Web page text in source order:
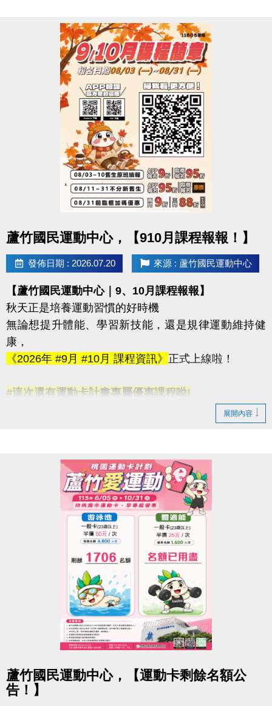
◆ 優惠2重奏
1. 參與任一課程即贈黑松FIN運動飲料一瓶(上課當天
2. 報名此次公益課程且開班成功學員，報名9-10月期
課及球類家教課(10H)項目享9折優惠。
◆ 名額有限，報滿為止(報名不限大小朋友~)
-洽詢專線：03-2639066 #115
-官網 :
https://www.lzsports.com.tw/zh_TW/news/pageID/1/
-FB : 桃園市蘆竹國民運動中心
-IG : @luzhusports
蘆竹國民運動中心，【910月課程報報！】
發佈日期 : 2026.07.20 來源 : 蘆竹國民運動中心
【蘆竹國民運動中心｜9、10月課程報報】
秋天正是培養運動習慣的好時機
無論想提升體能、學習新技能，還是規律運動維持健
康，
《2026年 #9月 #10月 課程資訊》正式上線啦！
#這次還有運動卡計畫專屬優惠課程呦!
★ Android 系統：https://reurl.cc/9ZrKXx
◆ 課程報名時程
08/03-08/10 #舊生原班續報
使用APP享9折優惠（部分課程無折扣），臨櫃享95折
舊生們享有優先報名的期間，千萬別錯過！
【舊生定義】
報名完整7-8月期課、8月單月課程
且開班成功，無中途退費之學員
APP報名享95折優惠
展開內容
蘆竹國民運動中心，【運動卡剩餘名額公
告！】